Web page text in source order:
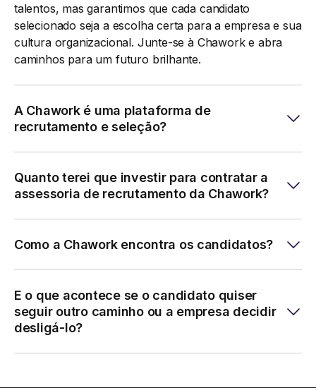
talentos, mas garantimos que cada candidato
selecionado seja a escolha certa para a empresa e sua
cultura organizacional. Junte-se à Chawork e abra
caminhos para um futuro brilhante.
A Chawork é uma plataforma de
recrutamento e seleção?
Quanto terei que investir para contratar a
assessoria de recrutamento da Chawork?
Como a Chawork encontra os candidatos?
E o que acontece se o candidato quiser
seguir outro caminho ou a empresa decidir
desligá-lo?